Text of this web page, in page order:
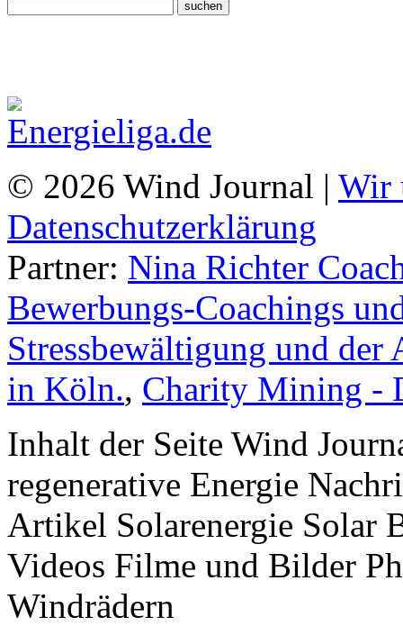
© 2026 Wind Journal | Wir
Datenschutzerklärung
Partner: Nina Richter
Bewerbungs-Coachings
Stressbewältigung und
in Köln., Charity Mining -
Inhalt der Seite Wind
regenerative Energie
Artikel Solarenergie Solar
Videos Filme und Bilder
Windrädern